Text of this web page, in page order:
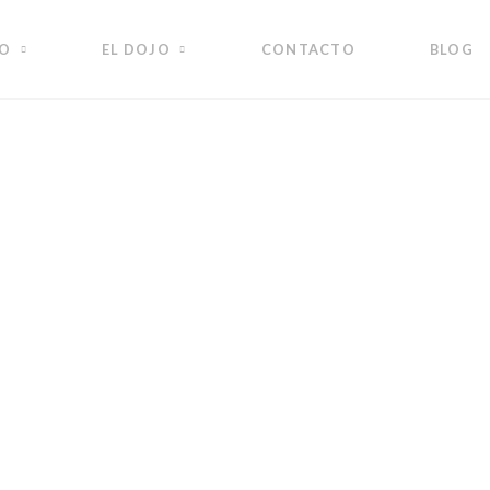
EL DOJO CONTACTO BLOG